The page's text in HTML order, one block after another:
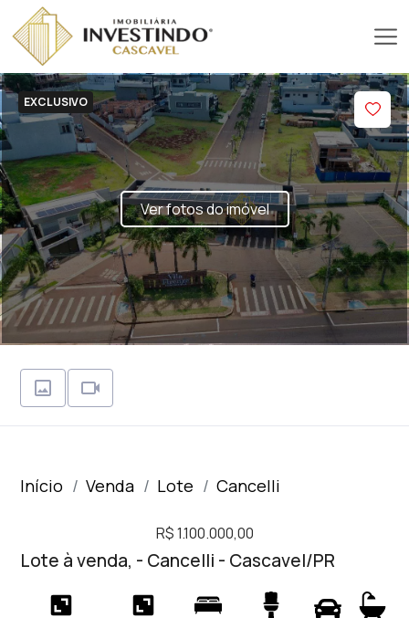
EXCLUSIVO
Ver fotos do imóvel
Início Venda Lote Cancelli
R$ 1.100.000,00
Lote à venda, - Cancelli - Cascavel/PR